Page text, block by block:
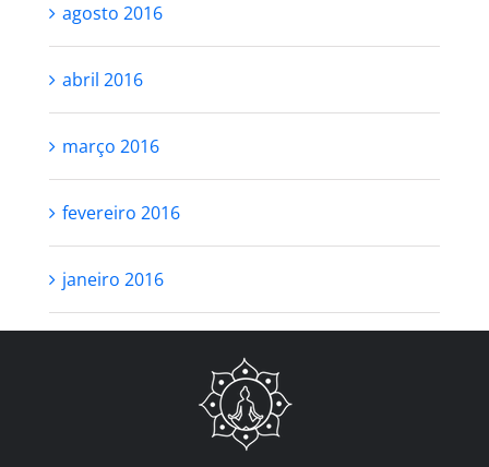
agosto 2016
abril 2016
março 2016
fevereiro 2016
janeiro 2016